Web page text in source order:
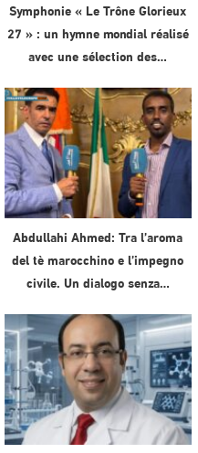
Symphonie « Le Trône Glorieux
27 » : un hymne mondial réalisé
avec une sélection des…
Abdullahi Ahmed: Tra l’aroma
del tè marocchino e l’impegno
civile. Un dialogo senza…